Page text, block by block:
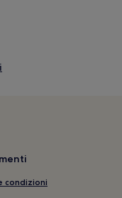
condizioni